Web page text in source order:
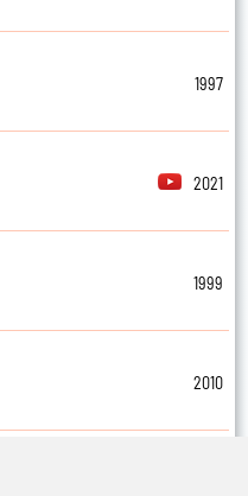
1997
2021
1999
2010